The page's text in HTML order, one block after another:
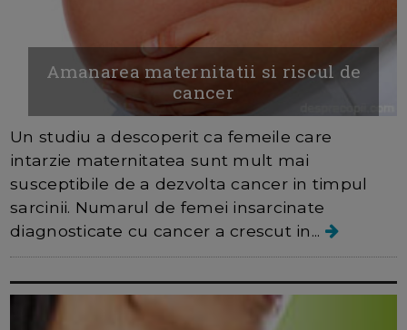
Amanarea maternitatii si riscul de
cancer
Un studiu a descoperit ca femeile care
intarzie maternitatea sunt mult mai
susceptibile de a dezvolta cancer in timpul
sarcinii. Numarul de femei insarcinate
diagnosticate cu cancer a crescut in...